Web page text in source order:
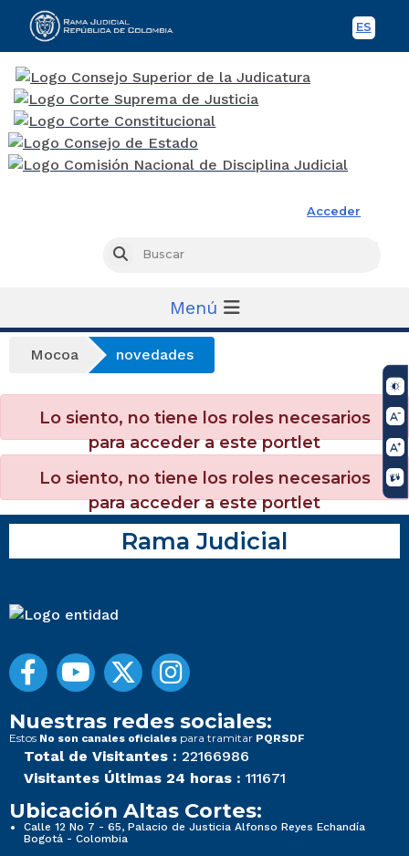
ES
Acceder
Buscar
Menú
Mocoa novedades
Lo siento, no tiene los roles necesarios
para acceder a este portlet
Lo siento, no tiene los roles necesarios
para acceder a este portlet
Rama Judicial
Nuestras redes sociales:
Estos No son canales oficiales para tramitar PQRSDF
Total de Visitantes : 22166986
Visitantes Últimas 24 horas : 111671
Ubicación Altas Cortes:
Calle 12 No 7 - 65, Palacio de Justicia Alfonso Reyes Echandía
Bogotá - Colombia